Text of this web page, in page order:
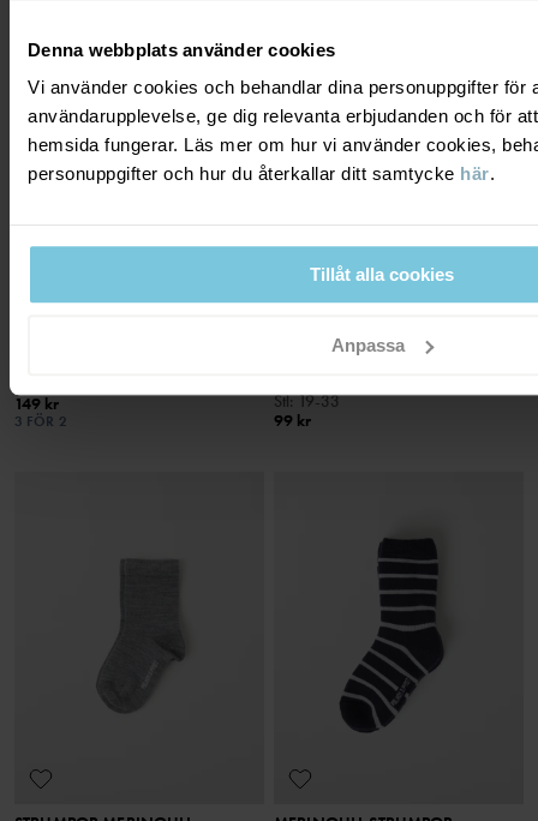
Denna webbplats använder cookies
Vi använder cookies och behandlar dina personuppgifter för
användarupplevelse, ge dig relevanta erbjudanden och för
hemsida fungerar. Läs mer om hur vi använder cookies,
personuppgifter och hur du återkallar ditt samtycke här.
Tillåt alla cookies
Anpassa
149 kr
3 FÖR 2
STRUMPOR HALKSKYDD
Stl:19-33
99 kr